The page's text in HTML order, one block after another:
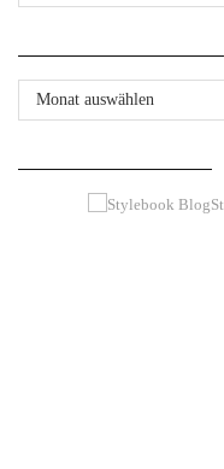
Archive